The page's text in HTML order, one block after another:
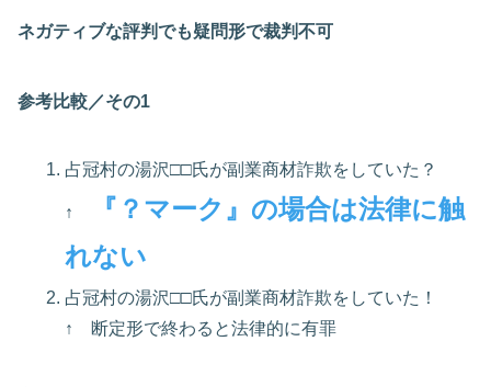
ネガティブな評判でも疑問形で裁判不可
参考比較／その1
占冠村の湯沢□□氏が副業商材詐欺をしていた？
↑
『？マーク』の場合は法律に触
れない
占冠村の湯沢□□氏が副業商材詐欺をしていた！
↑ 断定形で終わると法律的に有罪